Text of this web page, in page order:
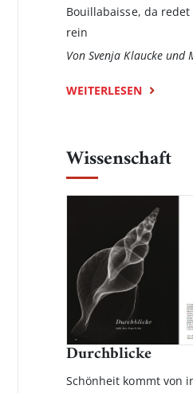
Bouillabaisse, da
rein
Von Svenja Klaucke und
WEITERLESEN
Wissenschaft
Durchblicke
Schönheit kommt von